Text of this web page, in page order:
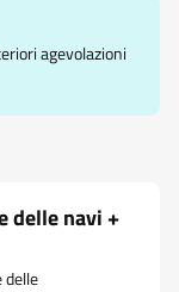
agevolazioni
delle navi +
delle